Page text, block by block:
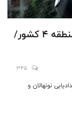
مسابقات دو و میدانی استعدادیابی منطقه 4 کشور/
345
نونهالان و